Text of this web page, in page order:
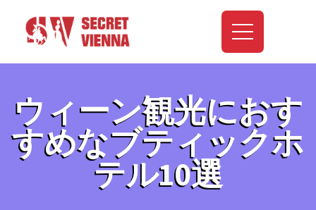
ウィーン観光におす
すめなブティックホ
テル10選